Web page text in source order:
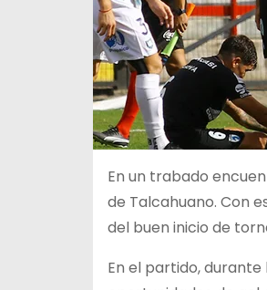
En un trabado
de Talcahuano. Con
del buen inicio de
En el partido,